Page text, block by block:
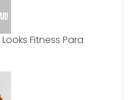
Fitness Para